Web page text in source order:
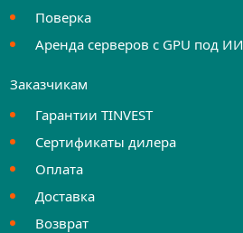
Поверка
Аренда серверов с GPU под ИИ
Заказчикам
Гарантии TINVEST
Сертификаты дилера
Оплата
Доставка
Возврат